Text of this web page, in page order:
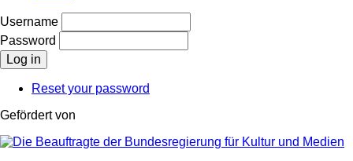
Username
Password
Reset your password
Gefördert von